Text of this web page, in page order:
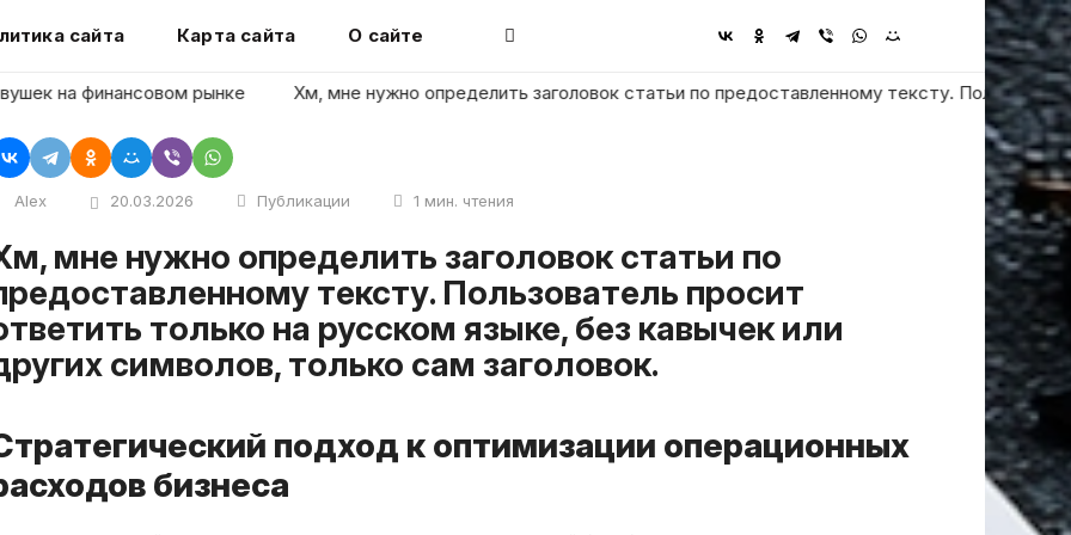
сайта Карта сайта О сайте
на финансовом рынке Хм, мне нужно определить заголовок статьи по предоставленному тексту. Пользователь
Alex 20.03.2026 Публикации 1 мин. чтения
статьи по
тексту. Пользователь просит
только на русском языке, без кавычек или
символов, только сам заголовок.
подход к оптимизации операционных
бизнеса